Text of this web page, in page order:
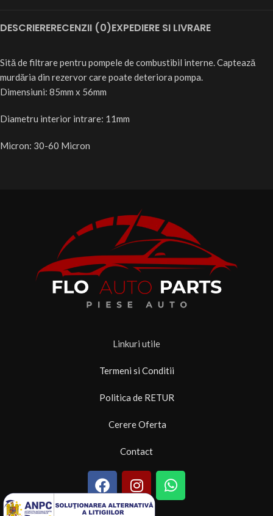
DESCRIERERECENZII (0)EXPEDIERE SI LIVRARE
Sită de filtrare pentru pompele de combustibil interne. Captează
murdăria din rezervor care poate deteriora pompa.
Dimensiuni: 85mm x 56mm
Diametru interior intrare: 11mm
Micron: 30-60 Micron
Linkuri utile
Termeni si Conditii
Politica de RETUR
Cerere Oferta
Contact